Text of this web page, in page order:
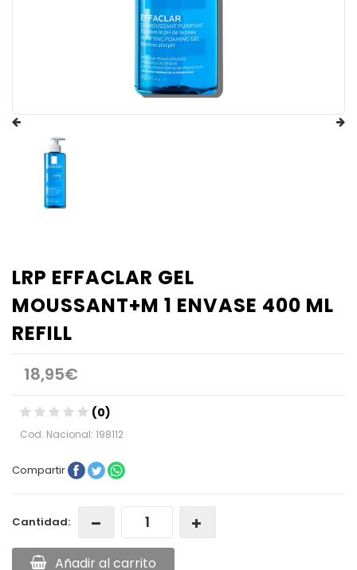
LRP EFFACLAR GEL
MOUSSANT+M 1 ENVASE 400 ML
REFILL
18,95€
(0)
Cod. Nacional: 198112
Compartir
Cantidad:
Añadir al carrito